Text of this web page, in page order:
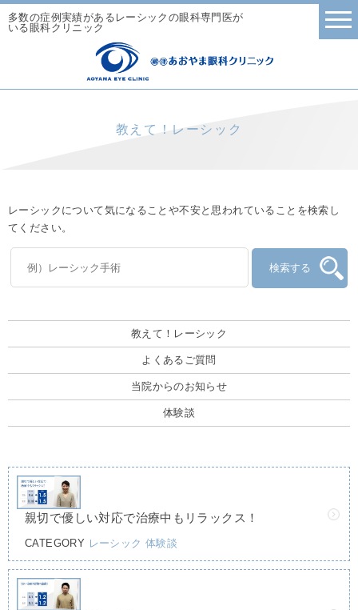
多数の症例実績があるレーシックの眼科専門医が
いる眼科クリニック
教えて！レーシック
レーシックについて気になることや不安と思われていることを検索し
てください。
教えて！レーシック
よくあるご質問
当院からのお知らせ
体験談
親切で優しい対応で治療中もリラックス！
CATEGORY レーシック 体験談